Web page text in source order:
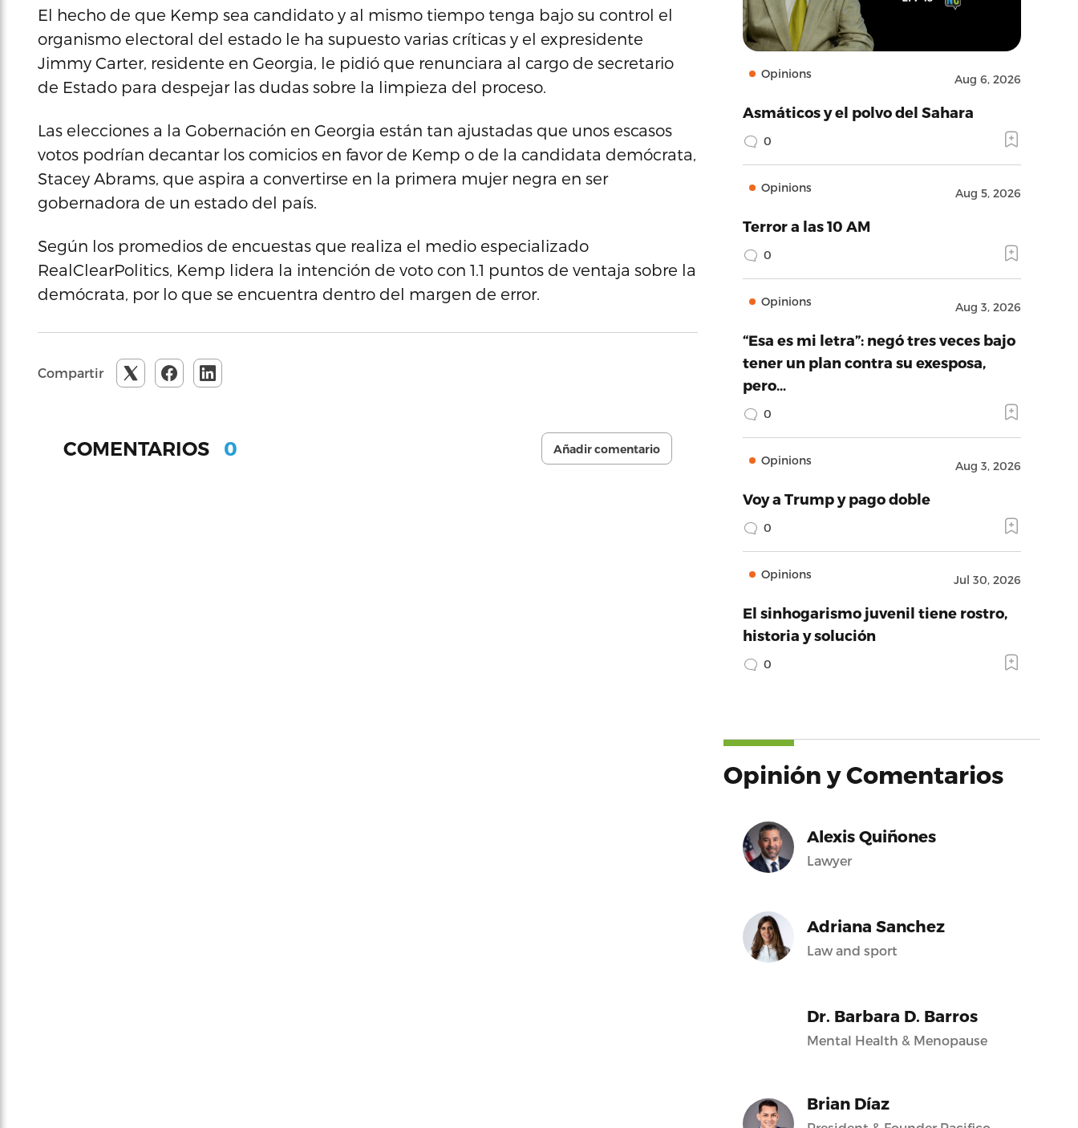
El hecho de que Kemp sea candidato y al mismo tiempo tenga bajo su control el
organismo electoral del estado le ha supuesto varias críticas y el expresidente
Jimmy Carter, residente en Georgia, le pidió que renunciara al cargo de secretario
de Estado para despejar las dudas sobre la limpieza del proceso.
Las elecciones a la Gobernación en Georgia están tan ajustadas que unos escasos
votos podrían decantar los comicios en favor de Kemp o de la candidata demócrata,
Stacey Abrams, que aspira a convertirse en la primera mujer negra en ser
gobernadora de un estado del país.
Según los promedios de encuestas que realiza el medio especializado
RealClearPolitics, Kemp lidera la intención de voto con 1.1 puntos de ventaja sobre la
demócrata, por lo que se encuentra dentro del margen de error.
Compartir
COMENTARIOS 0 Añadir comentario
Opinions Aug 6, 2026
Asmáticos y el polvo del Sahara
0
Opinions Aug 5, 2026
Terror a las 10 AM
0
Opinions Aug 3, 2026
“Esa es mi letra”: negó tres veces bajo
tener un plan contra su exesposa,
pero…
0
Opinions Aug 3, 2026
Voy a Trump y pago doble
0
Opinions Jul 30, 2026
El sinhogarismo juvenil tiene rostro,
historia y solución
0
Opinión y Comentarios
Alexis Quiñones
Lawyer
Adriana Sanchez
Law and sport
Dr. Barbara D. Barros
Mental Health & Menopause
Brian Díaz